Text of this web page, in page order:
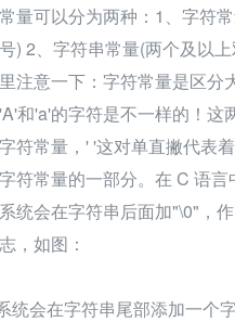
量可以分为两种：1、字符
) 2、字符串常量(两个及以
注意一下：字符常量是区分
和'a'的字符是不一样的！这
符常量，' '这对单直撇代表
符常量的一部分。在 C 语
统会在字符串后面加"\0"，
，如图：
统会在字符串尾部添加一个